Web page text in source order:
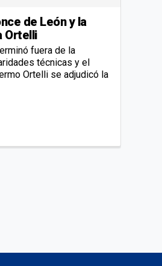
de León y la
Ortelli
fuera de la
técnicas y el
Ortelli se adjudicó la